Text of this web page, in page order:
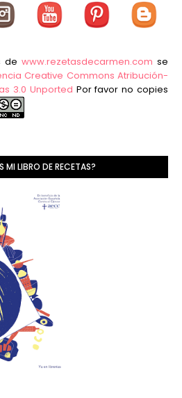
de www.rezetasdecarmen.com se
Creative Commons Atribución-
3.0 Unported Por favor no copies
MI LIBRO DE RECETAS?